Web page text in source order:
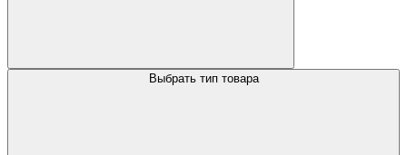
Выбрать тип товара